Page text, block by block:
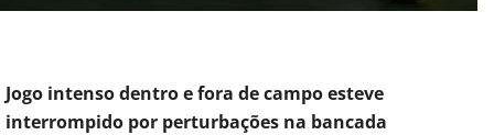
Jogo intenso dentro e fora de campo esteve
interrompido por perturbações na bancada